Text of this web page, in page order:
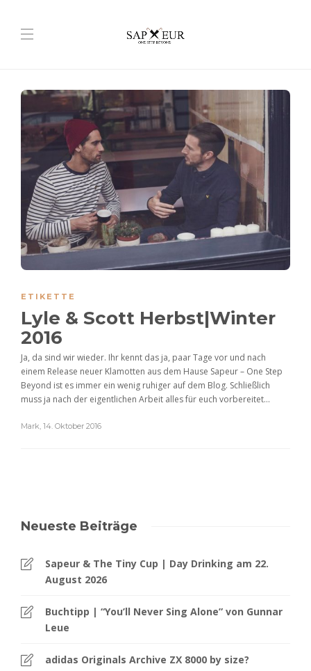
ETIKETTE
Lyle & Scott Herbst|Winter
2016
Ja, da sind wir wieder. Ihr kennt das ja, paar Tage vor und nach
einem Release neuer Klamotten aus dem Hause Sapeur – One Step
Beyond ist es immer ein wenig ruhiger auf dem Blog. Schließlich
muss ja nach der eigentlichen Arbeit alles für euch vorbereitet...
Mark 14. Oktober 2016
Neueste Beiträge
Sapeur & The Tiny Cup | Day Drinking am 22.
August 2026
Buchtipp | “You’ll Never Sing Alone” von Gunnar
Leue
adidas Originals Archive ZX 8000 by size?